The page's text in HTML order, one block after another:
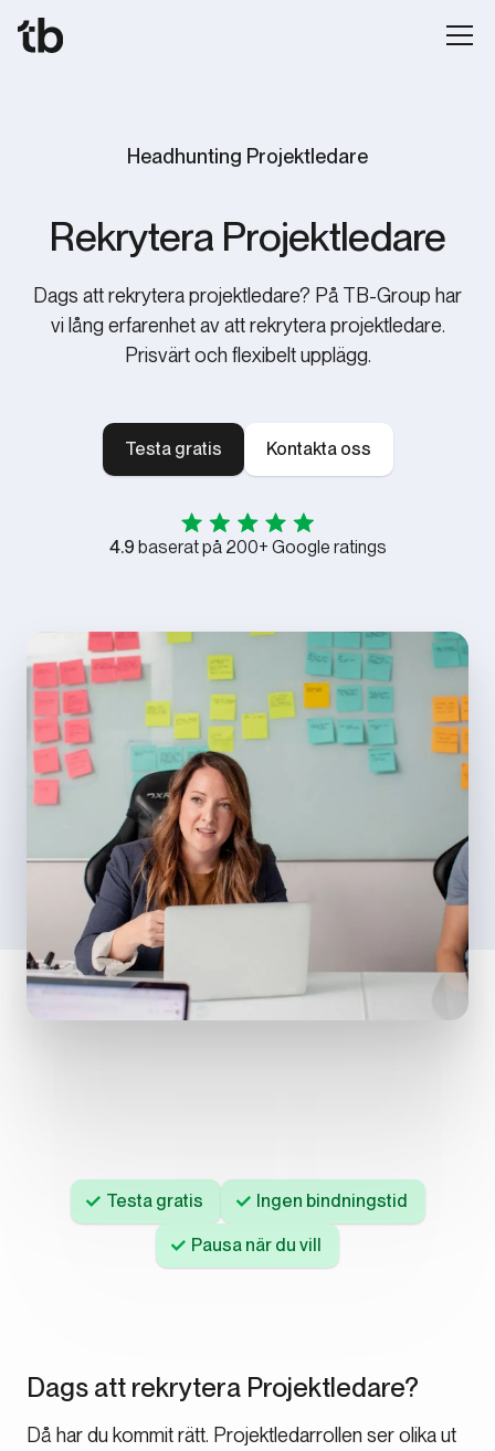
Headhunting Projektledare
Rekrytera Projektledare
Dags att rekrytera projektledare? På TB-Group har
vi lång erfarenhet av att rekrytera projektledare.
Prisvärt och flexibelt upplägg.
Testa gratis Kontakta oss
4.9 baserat på 200+ Google ratings
Testa gratis Ingen bindningstid
Pausa när du vill
Dags att rekrytera Projektledare?
Då har du kommit rätt. Projektledarrollen ser olika ut